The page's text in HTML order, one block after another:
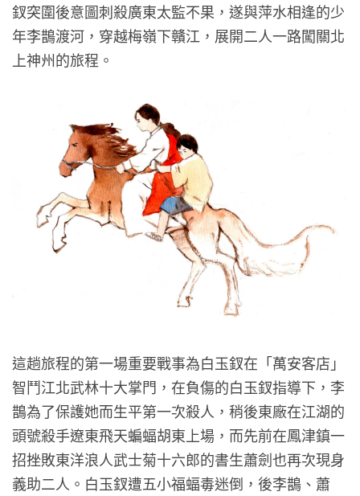
釵突圍後意圖刺殺廣東太監不果，遂與萍水相逢的少
年李鵲渡河，穿越梅嶺下贛江，展開二人一路闖關北
上神州的旅程。
這趟旅程的第一場重要戰事為白玉釵在「萬安客店」
智鬥江北武林十大掌門，在負傷的白玉釵指導下，李
鵲為了保護她而生平第一次殺人，稍後東廠在江湖的
頭號殺手遼東飛天蝙蝠胡東上場，而先前在鳳津鎮一
招挫敗東洋浪人武士菊十六郎的書生蕭劍也再次現身
義助二人。白玉釵遭五小福蝠毒迷倒，後李鵲、蕭